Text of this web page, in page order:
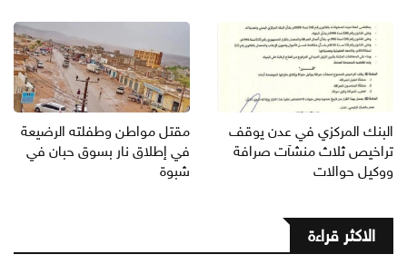
البنك المركزي في عدن يوقف
تراخيص ثلاث منشآت صرافة
ووكيل حوالات
مقتل مواطن وطفلته الرضيعة
في إطلاق نار بسوق حبان في
شبوة
الاكثر قراءة